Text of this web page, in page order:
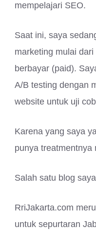
mempelajari SEO.
Saat ini, saya
marketing mulai
berbayar (paid).
A/B testing dengan
website untuk uji
Karena yang saya
punya treatmentnya
Salah satu blog
RriJakarta.com
untuk sepurtaran